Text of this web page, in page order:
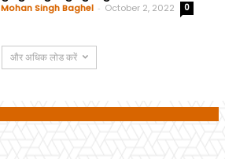
Mohan Singh Baghel - October 2, 2022 0
और अधिक लोड करें